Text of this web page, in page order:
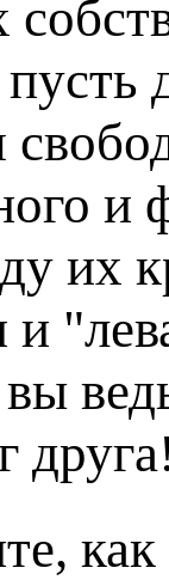
и
их
и
как